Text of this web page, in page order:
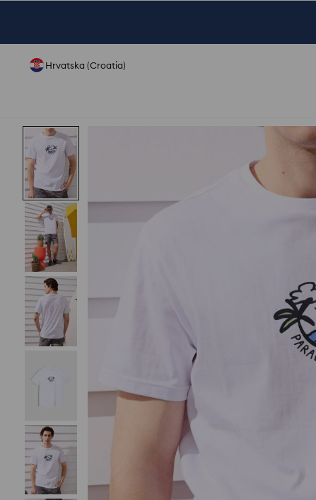
Hrvatska (Croatia)